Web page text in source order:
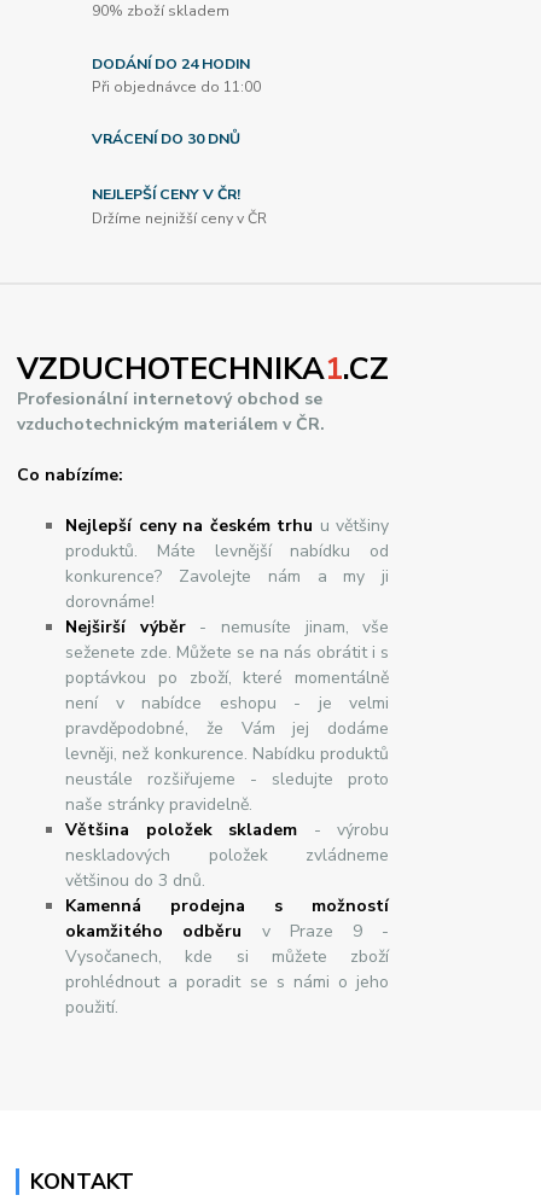
90% zboží skladem
DODÁNÍ DO 24 HODIN
Při objednávce do 11:00
VRÁCENÍ DO 30 DNŮ
NEJLEPŠÍ CENY V ČR!
Držíme nejnižší ceny v ČR
VZDUCHOTECHNIKA1.CZ
Profesionální internetový obchod se
vzduchotechnickým materiálem v ČR.
Co nabízíme:
Nejlepší ceny na českém trhu u většiny
produktů. Máte levnější nabídku od
konkurence? Zavolejte nám a my ji
dorovnáme!
Nejširšívýběr- nemusíte jinam, vše
seženete zde. Můžete se na nás obrátit i s
poptávkou po zboží, které momentálně
není v nabídce eshopu - je velmi
pravděpodobné, že Vám jej dodáme
levněji, než konkurence. Nabídku produktů
neustále rozšiřujeme - sledujte proto
naše stránky pravidelně.
Většina položek skladem - výrobu
neskladových položek zvládneme
většinou do 3 dnů.
Kamenná prodejna s možností
okamžitého odběru v Praze 9 -
Vysočanech, kde si můžete zboží
prohlédnout a poradit se s námi o jeho
použití.
KONTAKT